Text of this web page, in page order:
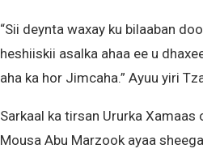
“Sii deynta waxay ku bilaaban
heshiiskii asalka ahaa ee u
aha ka hor Jimcaha.” Ayuu yiri
Sarkaal ka tirsan Ururka Xamaas
Mousa Abu Marzook ayaa